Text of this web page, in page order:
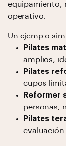
equipamiento,
operativo.
Un ejemplo
Pilates
amplios,
Pilates
cupos
Reformer
personas,
Pilates
evaluación